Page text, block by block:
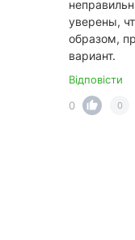
уверены,
образом,
вариант.
Відповісти
0
0